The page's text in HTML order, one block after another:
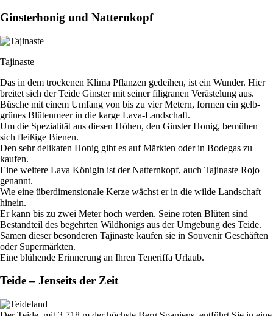
Ginsterhonig und Natternkopf
Tajinaste
Das in dem trockenen Klima Pflanzen gedeihen, ist ein Wunder. Hier
breitet sich der Teide Ginster mit seiner filigranen Verästelung aus.
Büsche mit einem Umfang von bis zu vier Metern, formen ein gelb-
grünes Blütenmeer in die karge Lava-Landschaft.
Um die Spezialität aus diesen Höhen, den Ginster Honig, bemühen
sich fleißige Bienen.
Den sehr delikaten Honig gibt es auf Märkten oder in Bodegas zu
kaufen.
Eine weitere Lava Königin ist der Natternkopf, auch Tajinaste Rojo
genannt.
Wie eine überdimensionale Kerze wächst er in die wilde Landschaft
hinein.
Er kann bis zu zwei Meter hoch werden. Seine roten Blüten sind
Bestandteil des begehrten Wildhonigs aus der Umgebung des Teide.
Samen dieser besonderen Tajinaste kaufen sie in Souvenir Geschäften
oder Supermärkten.
Eine blühende Erinnerung an Ihren Teneriffa Urlaub.
Teide – Jenseits der Zeit